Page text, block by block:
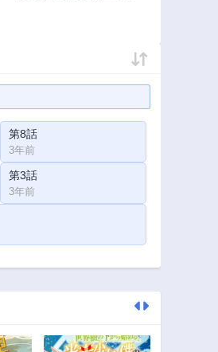
第8話
3年前
第3話
3年前